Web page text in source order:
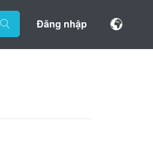
Đăng nhập